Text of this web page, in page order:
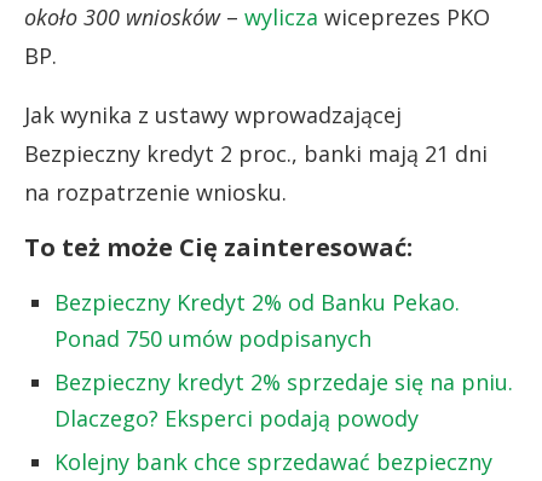
około 300 wniosków– wylicza wiceprezes PKO
BP.
Jak wynika z ustawy wprowadzającej
Bezpieczny kredyt 2 proc., banki mają 21 dni
na rozpatrzenie wniosku.
To też może Cię zainteresować:
Bezpieczny Kredyt 2% od Banku Pekao.
Ponad 750 umów podpisanych
Bezpieczny kredyt 2% sprzedaje się na pniu.
Dlaczego? Eksperci podają powody
Kolejny bank chce sprzedawać bezpieczny